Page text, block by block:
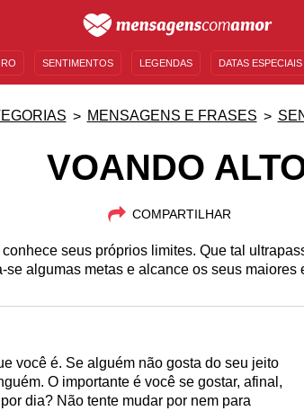
SENTIMENTOS LEGENDAS DATAS ESPECIAIS
MENSAGENS E FRASES
VOANDO
COMPARTILHAR
seus próprios limites. Que tal
se algumas metas e alcance os seus maiores
você é. Se alguém não gosta do seu jeito
O importante é você se gostar, afinal,
dia? Não tente mudar por nem para